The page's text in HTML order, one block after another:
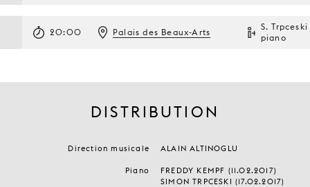
20:00 Palais des Beaux-Arts
S.
piano
DISTRIBUTION
Direction musicale ALAIN ALTINOGLU
Piano
FREDDY KEMPF (11.02.2017)
SIMON TRPCESKI (17.02.2017)